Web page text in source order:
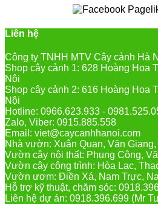
Liên hệ
Công ty TNHH MTV Cây cảnh Hà
Shop cây cảnh 1: 628 Hoàng Hoa
Nội
Shop cây cảnh 2: 616 Hoàng Hoa
Nội
Hotline: 0966.623.933 -
Zalo, Viber: 0915.885.558
Email: viet@caycanhhanoi.com
Nhà vườn: Xuân Quan, Văn
Vườn cây nội thất: Phụng Công,
Vườn cây công trình: Hòa Lạc,
Vườn ươm: Điền Xá, Nam Trực,
Hỗ trợ kỹ thuật, chăm sóc:
Liên hệ dự án: 0918.396.699 (Mr